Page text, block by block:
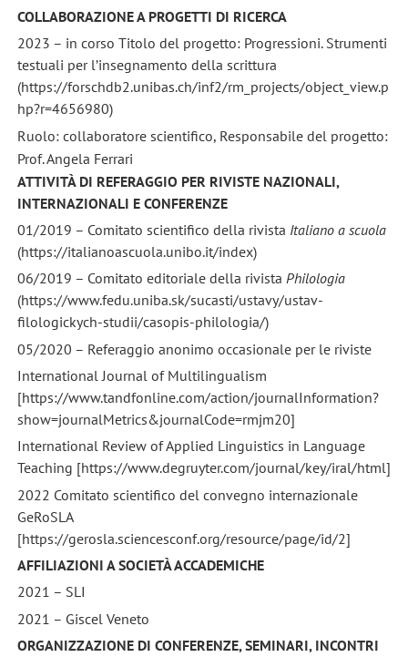
COLLABORAZIONE A PROGETTI DI RICERCA
2023 – in corso Titolo del progetto: Progressioni. Strumenti
testuali per l’insegnamento della scrittura
(https://forschdb2.unibas.ch/inf2/rm_projects/object_view.p
hp?r=4656980)
Ruolo: collaboratore scientifico, Responsabile del progetto:
Prof. Angela Ferrari
ATTIVITÀ DI REFERAGGIO PER RIVISTE NAZIONALI,
INTERNAZIONALI E CONFERENZE
01/2019 – Comitato scientifico della rivista Italiano a scuola
(https://italianoascuola.unibo.it/index)
06/2019 – Comitato editoriale della rivista Philologia
(https://www.fedu.uniba.sk/sucasti/ustavy/ustav-
filologickych-studii/casopis-philologia/)
05/2020 – Referaggio anonimo occasionale per le riviste
International Journal of Multilingualism
[https://www.tandfonline.com/action/journalInformation?
show=journalMetrics&journalCode=rmjm20]
International Review of Applied Linguistics in Language
Teaching [https://www.degruyter.com/journal/key/iral/html]
2022 Comitato scientifico del convegno internazionale
GeRoSLA
[https://gerosla.sciencesconf.org/resource/page/id/2]
AFFILIAZIONI A SOCIETÀ ACCADEMICHE
2021 – SLI
2021 – Giscel Veneto
ORGANIZZAZIONE DI CONFERENZE, SEMINARI, INCONTRI